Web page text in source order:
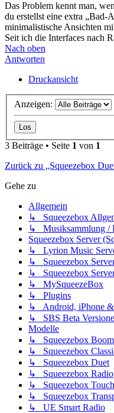
Das Problem kennt man,
du erstellst eine extra „Bad-
minimalistische Ansichten
Seit ich die Interfaces nach
Nach oben
Antworten
Druckansicht
Anzeigen:
3 Beiträge • Seite 1 von 1
Zurück zu „Squeezebox
Gehe zu
Allgemein
↳ Squeezebox
↳ Musiksammlung /
Squeezebox Server
↳ Lyrion Music
↳ Squeezebox
↳ Squeezebox
↳ MySqueezeBox
↳ Plugins
↳ Android, iPhone
↳ SBS Beta
Modelle
↳ Squeezebox Boom
↳ Squeezebox
↳ Squeezebox Duet
↳ Squeezebox Radio
↳ Squeezebox Touch
↳ Squeezebox
↳ UE Smart Radio